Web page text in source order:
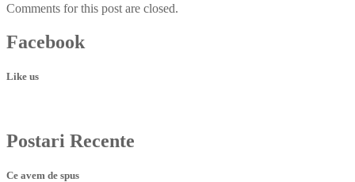
Comments for this post are closed.
Facebook
Like us
Postari Recente
Ce avem de spus